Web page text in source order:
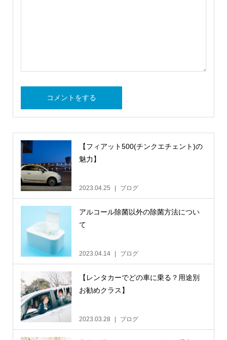
【フィアット500(チンクエチェント)の
魅力】
2023.04.25 ブログ
アルコール除菌以外の除菌方法につい
て
2023.04.14 ブログ
【レンタカーでどの車に乗る？用途別
お勧めクラス】
2023.03.28 ブログ